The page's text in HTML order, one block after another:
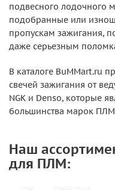
подвесного лодочного
подобранные или
пропускам зажигания,
даже серьезным
В каталоге BuMMart.ru
свечей зажигания от
NGK и Denso, которые
большинства марок
Наш
для ПЛМ: